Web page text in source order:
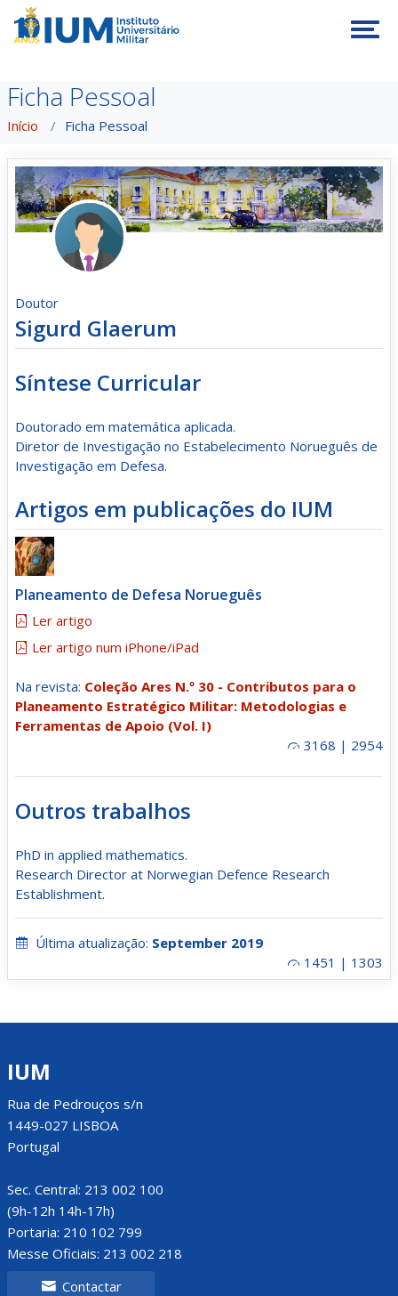
Ficha Pessoal
Início Ficha Pessoal
Doutor
Sigurd Glaerum
Síntese Curricular
Doutorado em matemática aplicada.
Diretor de Investigação no Estabelecimento Norueguês de
Investigação em Defesa.
Artigos em publicações do IUM
Planeamento de Defesa Norueguês
Ler artigo
Ler artigo num iPhone/iPad
Na revista: Coleção Ares N.º 30 - Contributos para o
Planeamento Estratégico Militar: Metodologias e
Ferramentas de Apoio (Vol. I)
3168 | 2954
Outros trabalhos
PhD in applied mathematics.
Research Director at Norwegian Defence Research
Establishment.
Última atualização: September 2019
1451 | 1303
IUM
Rua de Pedrouços s/n
1449-027 LISBOA
Portugal
Sec. Central: 213 002 100
(9h-12h 14h-17h)
Portaria: 210 102 799
Messe Oficiais: 213 002 218
Contactar